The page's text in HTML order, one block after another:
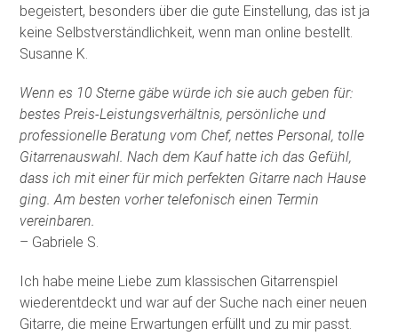
begeistert, besonders über die gute Einstellung, das ist ja
keine Selbstverständlichkeit, wenn man online bestellt.
Susanne K.
Wenn es 10 Sterne gäbe würde ich sie auch geben für:
bestes Preis-Leistungsverhältnis, persönliche und
professionelle Beratung vom Chef, nettes Personal, tolle
Gitarrenauswahl. Nach dem Kauf hatte ich das Gefühl,
dass ich mit einer für mich perfekten Gitarre nach Hause
ging. Am besten vorher telefonisch einen Termin
vereinbaren.
– Gabriele S.
Ich habe meine Liebe zum klassischen Gitarrenspiel
wiederentdeckt und war auf der Suche nach einer neuen
Gitarre, die meine Erwartungen erfüllt und zu mir passt.